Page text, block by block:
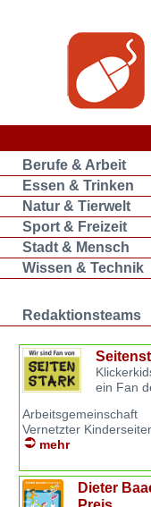
Berufe & Arbeit
Essen & Trinken
Natur & Tierwelt
Sport & Freizeit
Stadt & Mensch
Wissen & Technik
Redaktionsteams
ein Fan
Arbeitsgemeinschaft
Vernetzter
mehr
Dieter